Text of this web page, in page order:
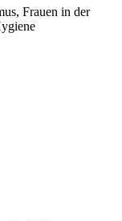
Frauen in der